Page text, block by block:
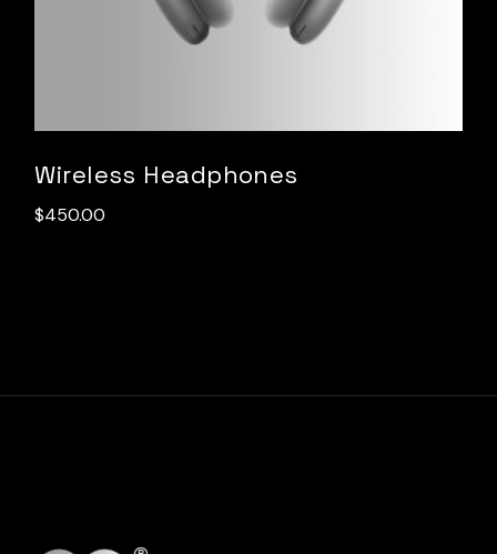
Wireless Headphones
$450.00